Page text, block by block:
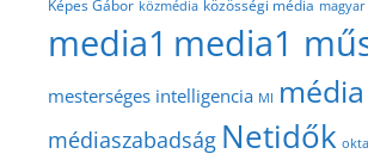
Képes Gábor közmédia közösségi média
media1 media1
mesterséges intelligencia MI média
médiaszabadság Netidők